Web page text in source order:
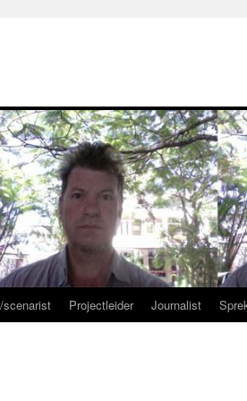
Projectleider Journalist